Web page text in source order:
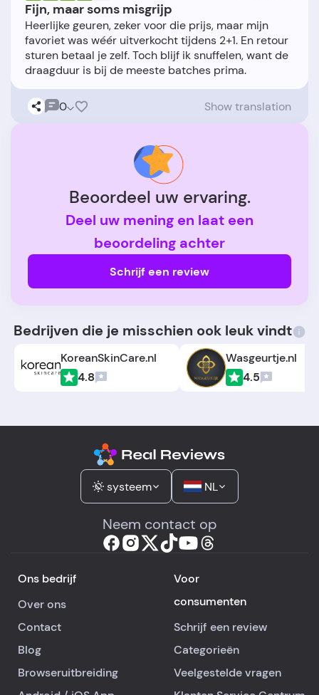
Fijn, maar soms misgrijp
Heerlijke geuren, zeker voor die prijs, maar mijn
favoriet was wéér uitverkocht tijdens 2+1. En retour
sturen betaal je zelf. Toch blijf ik snuffelen, want de
0 Show translation
Beoordeel uw ervaring.
Deel uw mening en laat een
beoordeling achter
Schrijf een review
Bedrijven die je misschien ook leuk vindt
KoreanSkinCare.nl
4.8
Wasgeurtje.nl
4.5
systeem NL
Neem contact op
Ons bedrijf
Over ons
Contact
Blog
Browseruitbreiding
Voor
consumenten
Schrijf een review
Categorieën
Veelgestelde vragen